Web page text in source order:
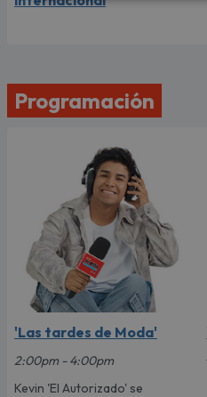
Programación
'Las tardes de Moda'
2:00pm - 4:00pm
Kevin 'El Autorizado' se